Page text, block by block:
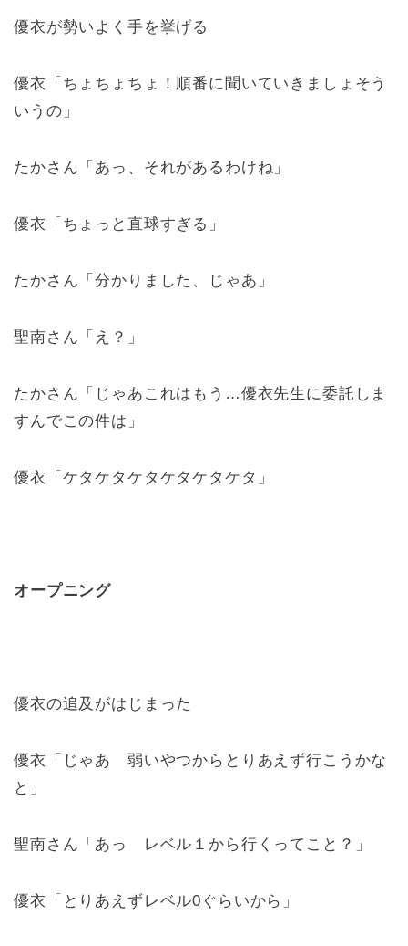
優衣が勢いよく手を挙げる
優衣「ちょちょちょ！順番に聞いていきましょそう
いうの」
たかさん「あっ、それがあるわけね」
優衣「ちょっと直球すぎる」
たかさん「分かりました、じゃあ」
聖南さん「え？」
たかさん「じゃあこれはもう…優衣先生に委託しま
すんでこの件は」
優衣「ケタケタケタケタケタケタ」
オープニング
優衣の追及がはじまった
優衣「じゃあ 弱いやつからとりあえず行こうかな
と」
聖南さん「あっ レベル１から行くってこと？」
優衣「とりあえずレベル0ぐらいから」